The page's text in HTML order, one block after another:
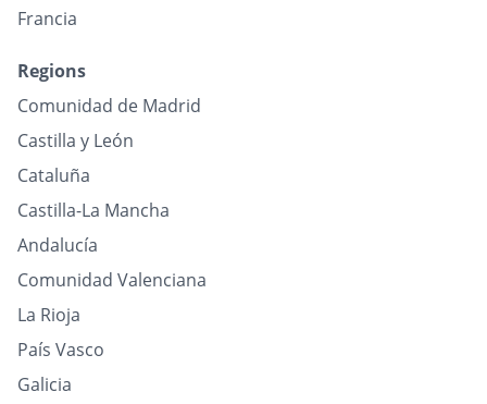
Francia
Regions
Comunidad de Madrid
Castilla y León
Cataluña
Castilla-La Mancha
Andalucía
Comunidad Valenciana
La Rioja
País Vasco
Galicia